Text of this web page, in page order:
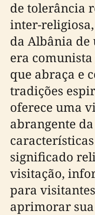
de tolerância
inter-
da Albânia de
era
que abraça e
tradições
oferece uma
abrangente
significado
visitação,
para
aprimorar